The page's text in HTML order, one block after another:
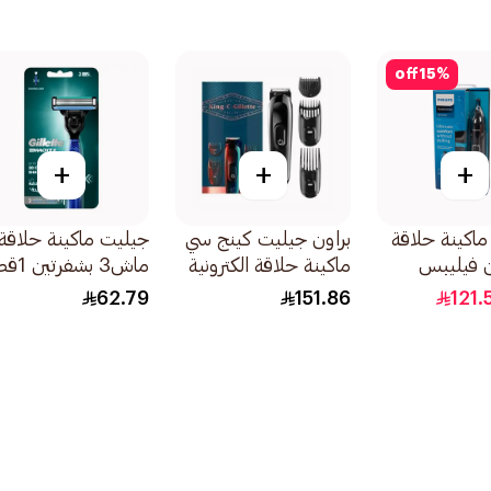
15%
off
+
حلاقة
فيليبس
+
براون جيليت كينج سي
ماكينة حلاقة الكترونية
1قطعة
151.86
+
جيليت ماكينة
ماش3 بشفرتين 1قطعة
62.79